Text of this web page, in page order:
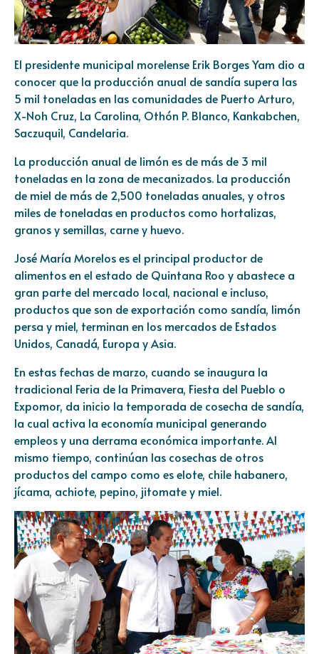
El presidente municipal morelense Erik Borges Yam dio a
conocer que la producción anual de sandía supera las
5 mil toneladas en las comunidades de Puerto Arturo,
X-Noh Cruz, La Carolina, Othón P. Blanco, Kankabchen,
Saczuquil, Candelaria.
La producción anual de limón es de más de 3 mil
toneladas en la zona de mecanizados. La producción
de miel de más de 2,500 toneladas anuales, y otros
miles de toneladas en productos como hortalizas,
granos y semillas, carne y huevo.
José María Morelos es el principal productor de
alimentos en el estado de Quintana Roo y abastece a
gran parte del mercado local, nacional e incluso,
productos que son de exportación como sandía, limón
persa y miel, terminan en los mercados de Estados
Unidos, Canadá, Europa y Asia.
En estas fechas de marzo, cuando se inaugura la
tradicional Feria de la Primavera, Fiesta del Pueblo o
Expomor, da inicio la temporada de cosecha de sandía,
la cual activa la economía municipal generando
empleos y una derrama económica importante. Al
mismo tiempo, continúan las cosechas de otros
productos del campo como es elote, chile habanero,
jícama, achiote, pepino, jitomate y miel.